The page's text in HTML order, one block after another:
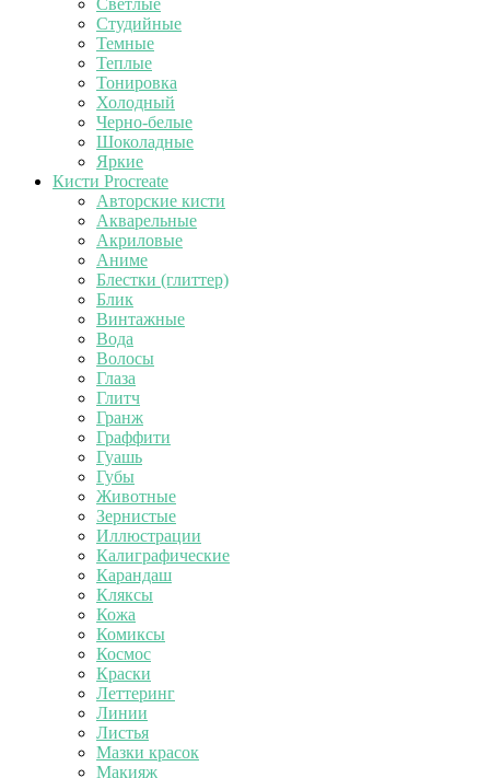
Светлые
Студийные
Темные
Теплые
Тонировка
Холодный
Черно-белые
Шоколадные
Яркие
Кисти Procreate
Авторские кисти
Акварельные
Акриловые
Аниме
Блестки (глиттер)
Блик
Винтажные
Вода
Волосы
Глаза
Глитч
Гранж
Граффити
Гуашь
Губы
Животные
Зернистые
Иллюстрации
Калиграфические
Карандаш
Кляксы
Кожа
Комиксы
Космос
Краски
Леттеринг
Линии
Листья
Мазки красок
Макияж